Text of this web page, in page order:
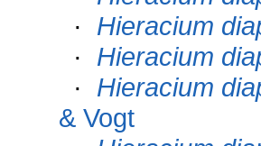
· Hieracium
· Hieracium
· Hieracium
& Vogt